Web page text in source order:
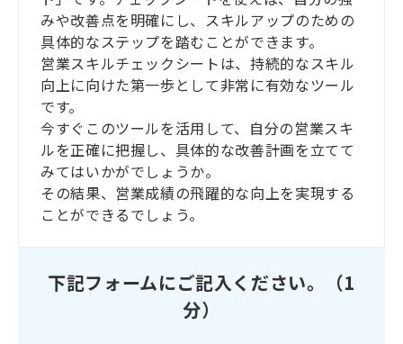
みや改善点を明確にし、スキルアップのための
具体的なステップを踏むことができます。
営業スキルチェックシートは、持続的なスキル
向上に向けた第一歩として非常に有効なツール
です。
今すぐこのツールを活用して、自分の営業スキ
ルを正確に把握し、具体的な改善計画を立てて
みてはいかがでしょうか。
その結果、営業成績の飛躍的な向上を実現する
ことができるでしょう。
下記フォームにご記入ください。（1
分）